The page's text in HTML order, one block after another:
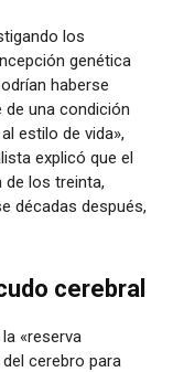
los
genética
haberse
de una condición
estilo de vida»,
explicó que el
de los treinta,
décadas después,
cerebral
«reserva
cerebro para